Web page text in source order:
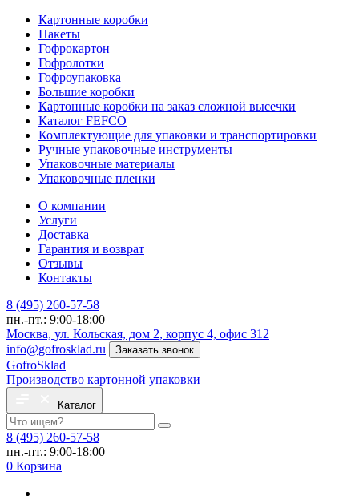
Картонные коробки
Пакеты
Гофрокартон
Гофролотки
Гофроупаковка
Большие коробки
Картонные коробки на заказ сложной высечки
Каталог FEFCO
Комплектующие для упаковки и транспортировки
Ручные упаковочные инструменты
Упаковочные материалы
Упаковочные пленки
О компании
Услуги
Доставка
Гарантия и возврат
Отзывы
Контакты
8 (495) 260-57-58
пн.-пт.: 9:00-18:00
Москва, ул. Кольская, дом 2, корпус 4, офис 312
info@gofrosklad.ru
Заказать звонок
GofroSklad
Производство картонной упаковки
Каталог
8 (495) 260-57-58
пн.-пт.: 9:00-18:00
0 Корзина